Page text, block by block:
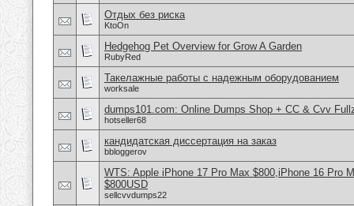
Отдых без риска
KtoOn
Hedgehog Pet Overview for Grow A Garden
RubyRed
Такелажные работы с надежным оборудованием
worksale
dumps101.com: Online Dumps Shop + CC & Cvv
hotseller68
кандидатская диссертация на заказ
bbloggerov
WTS: Apple iPhone 17 Pro Max $800,iPhone 16 Pro
$800USD
sellcvvdumps22